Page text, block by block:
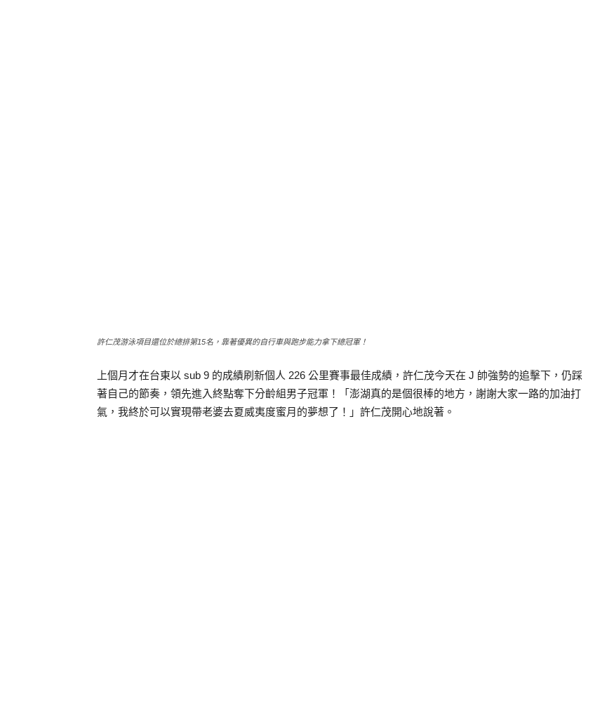
許仁茂游泳項目還位於總排第15名，靠著優異的自行車與跑步能力拿下總冠軍！
上個月才在台東以 sub 9 的成績刷新個人 226 公里賽事最佳成績，許仁茂今天在 J 帥強勢的追擊下，仍踩
著自己的節奏，領先進入終點奪下分齡組男子冠軍！「澎湖真的是個很棒的地方，謝謝大家一路的加油打
氣，我終於可以實現帶老婆去夏威夷度蜜月的夢想了！」許仁茂開心地說著。